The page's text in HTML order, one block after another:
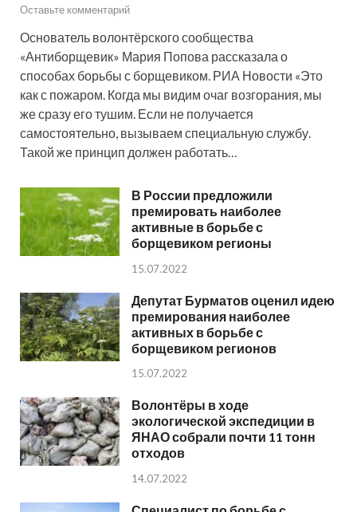
Оставьте комментарий
Основатель волонтёрского сообщества
«Антиборщевик» Мария Попова рассказала о
способах борьбы с борщевиком. РИА Новости «Это
как с пожаром. Когда мы видим очаг возгорания, мы
же сразу его тушим. Если не получается
самостоятельно, вызываем специальную службу.
Такой же принцип должен работать…
В России предложили
премировать наиболее
активные в борьбе с
борщевиком регионы
15.07.2022
Депутат Бурматов оценил идею
премирования наиболее
активных в борьбе с
борщевиком регионов
15.07.2022
Волонтёры в ходе
экологической экспедиции в
ЯНАО собрали почти 11 тонн
отходов
14.07.2022